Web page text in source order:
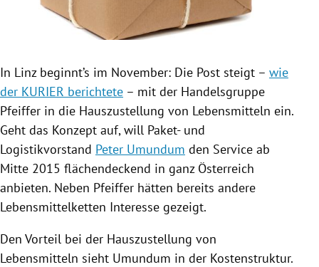
Untermenü
In Linzbeginnt’s im November: Die Post steigt – wie
der KURIER berichtete – mit der Handelsgruppe
Pfeiffer in die Hauszustellung von Lebensmitteln ein.
Geht das Konzept auf, will Paket- und
Logistikvorstand Peter Umundum den Service ab
Mitte 2015 flächendeckend in ganz Österreich
anbieten. Neben Pfeiffer hätten bereits andere
Lebensmittelketten Interesse gezeigt.
Den Vorteil bei der Hauszustellung von
Lebensmitteln sieht Umundum in der Kostenstruktur.